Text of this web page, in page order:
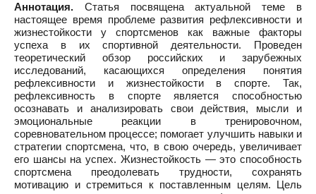
Аннотация. Статья посвящена актуальной теме в
настоящее время проблеме развития рефлексивности и
жизнестойкости у спортсменов как важные факторы
успеха в их спортивной деятельности. Проведен
теоретический обзор российских и зарубежных
исследований, касающихся определения понятия
рефлексивности и жизнестойкости в спорте. Так,
рефлексивность в спорте является способностью
осознавать и анализировать свои действия, мысли и
эмоциональные реакции в тренировочном,
соревновательном процессе; помогает улучшить навыки и
стратегии спортсмена, что, в свою очередь, увеличивает
его шансы на успех. Жизнестойкость — это способность
спортсмена преодолевать трудности, сохранять
мотивацию и стремиться к поставленным целям. Цель